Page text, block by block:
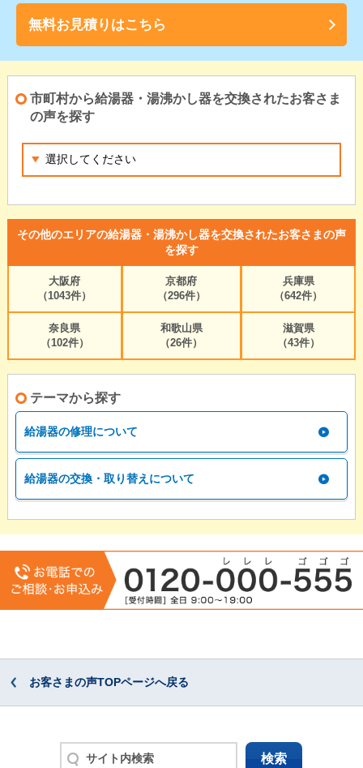
無料お見積りはこちら
市町村から給湯器・湯沸かし器を交換されたお客さま
の声を探す
その他のエリアの給湯器・湯沸かし器を交換されたお客さまの声
を探す
大阪府
（1043件）
京都府
（296件）
兵庫県
（642件）
奈良県
（102件）
和歌山県
（26件）
滋賀県
（43件）
テーマから探す
給湯器の修理について
給湯器の交換・取り替えについて
お客さまの声TOPページへ戻る